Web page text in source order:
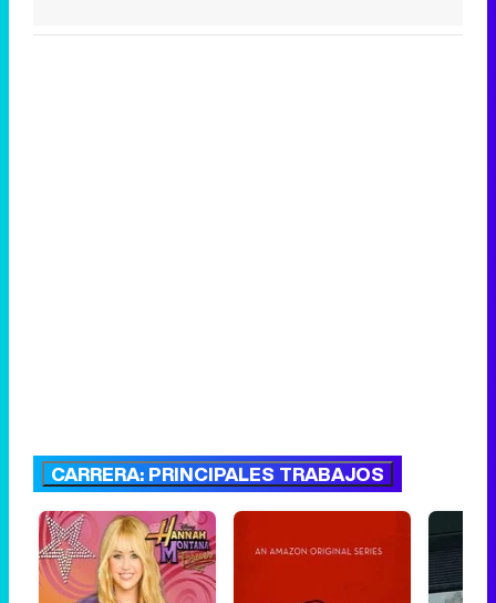
CARRERA: PRINCIPALES TRABAJOS